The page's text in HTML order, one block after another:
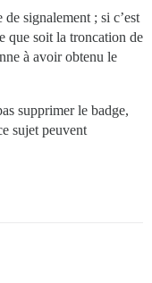
signalement ; si c’est
que soit la troncation de
à avoir obtenu le
supprimer le badge,
sujet peuvent